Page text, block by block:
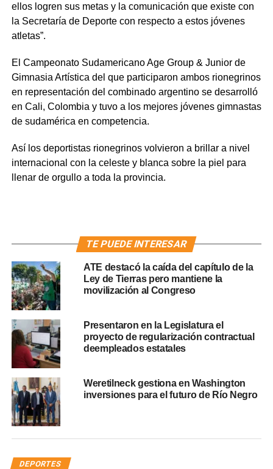
ellos logren sus metas y la comunicación que existe con
la Secretaría de Deporte con respecto a estos jóvenes
atletas”.
El Campeonato Sudamericano Age Group & Junior de
Gimnasia Artística del que participaron ambos rionegrinos
en representación del combinado argentino se desarrolló
en Cali, Colombia y tuvo a los mejores jóvenes gimnastas
de sudamérica en competencia.
Así los deportistas rionegrinos volvieron a brillar a nivel
internacional con la celeste y blanca sobre la piel para
llenar de orgullo a toda la provincia.
TE PUEDE INTERESAR
ATE destacó la caída del capítulo de la
Ley de Tierras pero mantiene la
movilización al Congreso
Presentaron en la Legislatura el
proyecto de regularización contractual
deempleados estatales
Weretilneck gestiona en Washington
inversiones para el futuro de Río Negro
DEPORTES